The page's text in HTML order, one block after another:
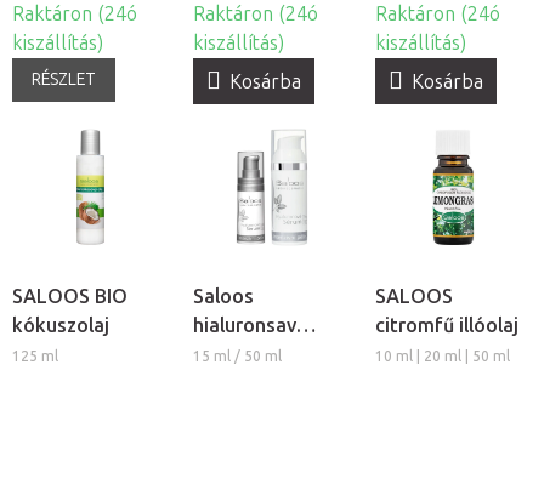
Raktáron (24ó
kiszállítás)
RÉSZLET
Raktáron (24ó
kiszállítás)
Kosárba
Raktáron (24ó
kiszállítás)
Kosárba
SALOOS BIO
kókuszolaj
125 ml
Saloos
hialuronsav
szérum
15 ml / 50 ml
SALOOS
citromfű illóolaj
10 ml | 20 ml | 50 ml